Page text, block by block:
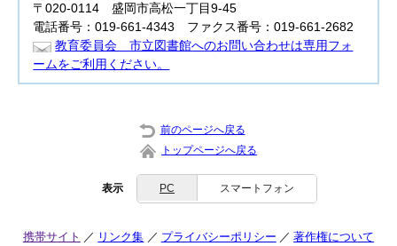
〒020-0114 盛岡市高松一丁目9-45
電話番号：019-661-4343 ファクス番号：019-661-2682
教育委員会 市立図書館へのお問い合わせは専用フォ
ームをご利用ください。
前のページへ戻る
トップページへ戻る
表示 PC スマートフォン
携帯サイト リンク集 プライバシーポリシー 著作権について